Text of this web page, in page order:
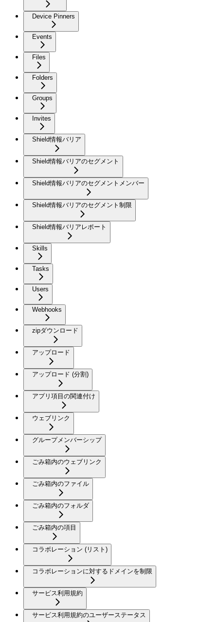
Device Pinners
Events
Files
Folders
Groups
Invites
Shield情報バリア
Shield情報バリアのセグメント
Shield情報バリアのセグメントメンバー
Shield情報バリアのセグメント制限
Shield情報バリアレポート
Skills
Tasks
Users
Webhooks
zipダウンロード
アップロード
アップロード (分割)
アプリ項目の関連付け
ウェブリンク
グループメンバーシップ
ごみ箱内のウェブリンク
ごみ箱内のファイル
ごみ箱内のフォルダ
ごみ箱内の項目
コラボレーション (リスト)
コラボレーションに対するドメインを制限
サービス利用規約
サービス利用規約のユーザーステータス